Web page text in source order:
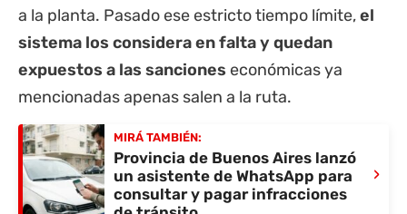
a la planta. Pasado ese estricto tiempo límite,el
sistema los considera en falta y quedan
expuestos a las sanciones económicas ya
mencionadas apenas salen a la ruta.
MIRÁ TAMBIÉN:
Provincia de Buenos Aires lanzó
un asistente de WhatsApp para
consultar y pagar infracciones
›